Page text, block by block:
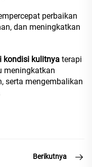
perbaikan
dan meningkatkan
kondisi kulitnya terapi
meningkatkan
serta mengembalikan
Berikutnya